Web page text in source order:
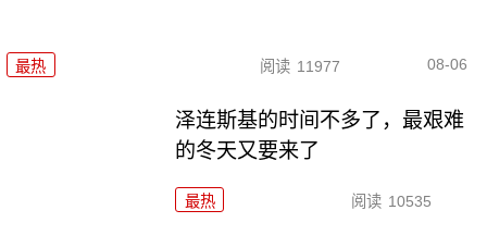
最热 阅读 11977 08-06
泽连斯基的时间不多了，最艰难
的冬天又要来了
最热 阅读 10535